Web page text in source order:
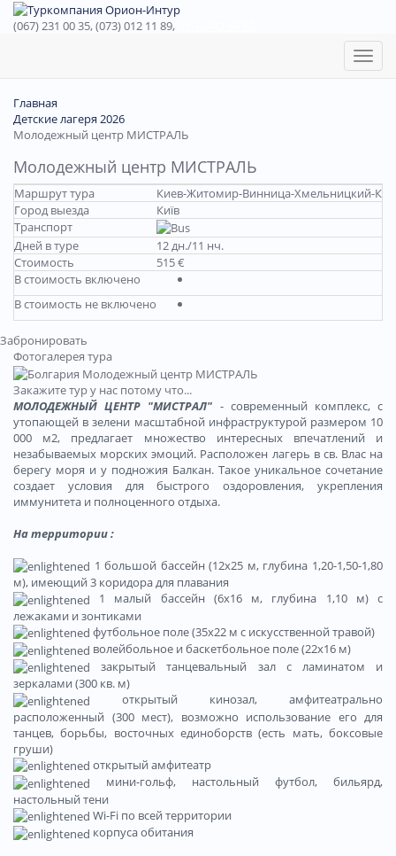
(067) 231 00 35, (073) 012 11 89,
Toggle
Главная
Детские лагеря 2026
Молодежный центр МИСТРАЛЬ
Молодежный центр МИСТРАЛЬ
Маршрут тура
Киев-Житомир-Винница-Хмельницкий-
Город выезда
Київ
Транспорт
Дней в туре
12 дн./11 нч.
Стоимость
515 €
В стоимость включено
В стоимость не включено
Забронировать
Фотогалерея тура
Закажите тур у нас потому что...
МОЛОДЕЖНЫЙ ЦЕНТР "МИСТРАЛ" - современный комплекс, с
утопающей в зелени масштабной инфраструктурой размером 10
000 м2, предлагает множество интересных впечатлений и
незабываемых морских эмоций. Расположен лагерь в св. Влас на
берегу моря и у подножия Балкан. Такое уникальное сочетание
создает условия для быстрого оздоровления, укрепления
иммунитета и полноценного отдыха.
На территории:
1 большой бассейн (12х25 м, глубина 1,20-1,50-1,80
м), имеющий 3 коридора для плавания
1 малый бассейн (6х16 м, глубина 1,10 м) с
лежаками и зонтиками
футбольное поле (35х22 м с искусственной травой)
волейбольное и баскетбольное поле (22х16 м)
закрытый танцевальный зал с ламинатом и
зеркалами (300 кв. м)
открытый кинозал, амфитеатрально
расположенный (300 мест), возможно использование его для
танцев, борьбы, восточных единоборств (есть мать, боксовые
груши)
открытый амфитеатр
мини-гольф, настольный футбол, бильярд,
настольный тени
Wi-Fi по всей территории
корпуса обитания